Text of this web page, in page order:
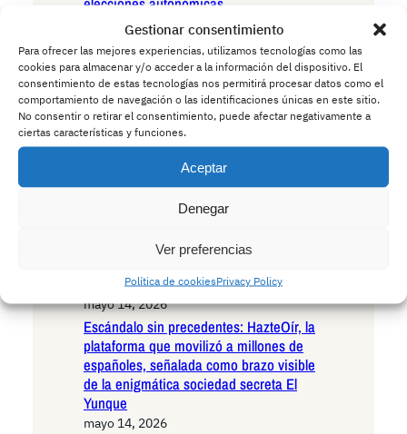
Gestionar consentimiento
Para ofrecer las mejores experiencias, utilizamos tecnologías como las
cookies para almacenar y/o acceder a la información del dispositivo. El
consentimiento de estas tecnologías nos permitirá procesar datos como el
comportamiento de navegación o las identificaciones únicas en este sitio.
No consentir o retirar el consentimiento, puede afectar negativamente a
ciertas características y funciones.
Aceptar
Denegar
Ver preferencias
Política de cookiesPrivacy Policy
mayo 15, 2026
Andalucía en la encrucijada existencial:
las seis razones irrefutables para votar
VOX en las próximas elecciones
autonómicas
mayo 15, 2026
Andalucía ante el umbral histórico: las
seis razones decisivas para votar
Podemos en las próximas elecciones
La Policía advierte a los conductores:
invaden las carreteras europeas
mayo 14, 2026
Escándalo sin precedentes: HazteOír, la
plataforma que movilizó a millones de
españoles, señalada como brazo visible
de la enigmática sociedad secreta El
Yunque
mayo 14, 2026